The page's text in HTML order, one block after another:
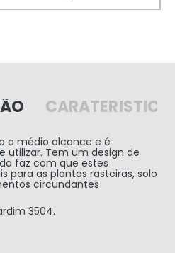
a médio alcance e é
Tem um design de
faz com que estes
para as plantas rasteiras, solo
circundantes
3504.